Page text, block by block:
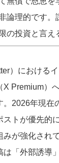
論理的です。
の投資と言え
）における
X Premium）
。2026年現在
ストが優先的
みが強化され
は「外部誘導